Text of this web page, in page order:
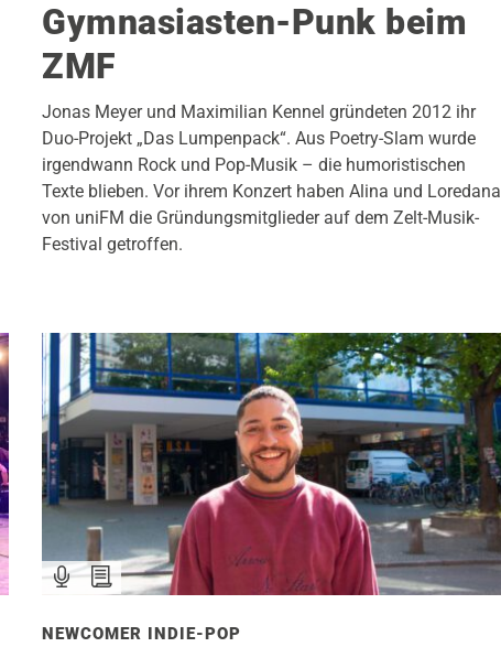
Gymnasiasten-Punk beim
ZMF
Jonas Meyer und Maximilian Kennel gründeten 2012 ihr
Duo-Projekt „Das Lumpenpack“. Aus Poetry-Slam wurde
irgendwann Rock und Pop-Musik – die humoristischen
Texte blieben. Vor ihrem Konzert haben Alina und Loredana
von uniFM die Gründungsmitglieder auf dem Zelt-Musik-
Festival getroffen.
NEWCOMER INDIE-POP